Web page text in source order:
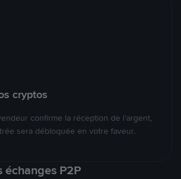
cryptos
confirme la réception de l’argent,
sera débloquée en votre faveur.
P2P